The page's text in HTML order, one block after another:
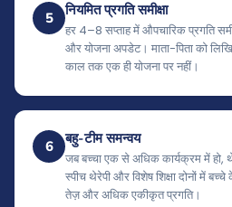
5 नियमित प्रगति समीक्षा
हर 4–8 सप्ताह में औपचारिक प्रगति
और योजना अपडेट। माता-पिता को
काल तक एक ही योजना पर नहीं।
6 बहु-टीम समन्वय
जब बच्चा एक से अधिक कार्यक्रम में
स्पीच थेरेपी और विशेष शिक्षा दोनों में
तेज़ और अधिक एकीकृत प्रगति।